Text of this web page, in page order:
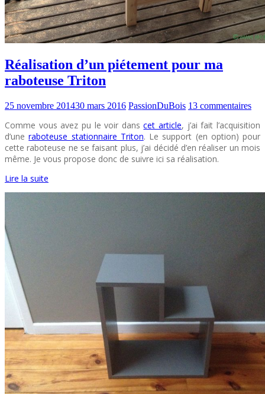
Réalisation d’un piétement pour ma
raboteuse Triton
25 novembre 201430 mars 2016 PassionDuBois 13 commentaires
Comme vous avez pu le voir danscet article, j’ai fait l’acquisition
d’uneraboteuse stationnaire Triton. Le support (en option) pour
cette raboteuse ne se faisant plus, j’ai décidé d’en réaliser un mois
même. Je vous propose donc de suivre ici sa réalisation.
Lire la suite